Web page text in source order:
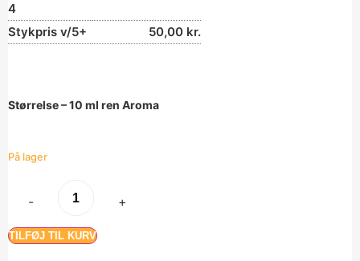
4
Stykpris v/5+ 50,00 kr.
Størrelse – 10 ml ren Aroma
På lager
- +
TILFØJ TIL KURV